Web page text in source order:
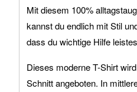
Mit diesem 100%
kannst du endlich mit Stil
dass du wichtige Hilfe
Dieses moderne T-Shirt
Schnitt angeboten. In